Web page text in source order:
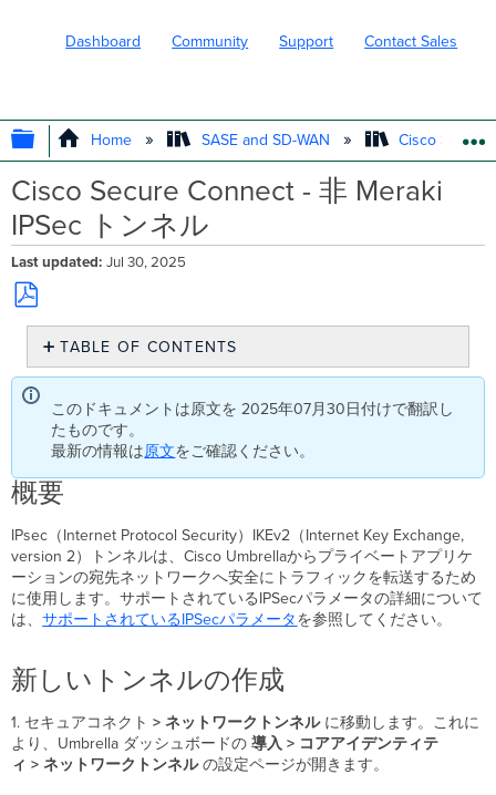
Dashboard Community Support Contact Sales
EXPAND/COLLAPSE GLOBAL
Home SASE and SD-WAN Cisco
Cisco Secure Connect - 非 Meraki
IPSec トンネル
Last updated Jul 30, 2025
Save
PDF
TABLE OF CONTENTS
概
新
し
ト
ン
ネ
ル
の
作
成
ュ
コ
ネ
ク
このドキュメントは原文を 2025年07月30日付けで翻訳し
たものです。
最新の情報は原文をご確認ください。
概要
IPsec（Internet Protocol Security）IKEv2（Internet Key Exchange,
version 2）トンネルは、Cisco Umbrellaからプライベートアプリケ
ーションの宛先ネットワークへ安全にトラフィックを転送するため
に使用します。サポートされているIPSecパラメータの詳細について
は、サポートされているIPSecパラメータを参照してください。
新しいトンネルの作成
1. セキュアコネクト > ネットワークトンネルに移動します。これに
より、Umbrella ダッシュボードの導入 > コアアイデンティテ
ィ > ネットワークトンネルの設定ページが開きます。